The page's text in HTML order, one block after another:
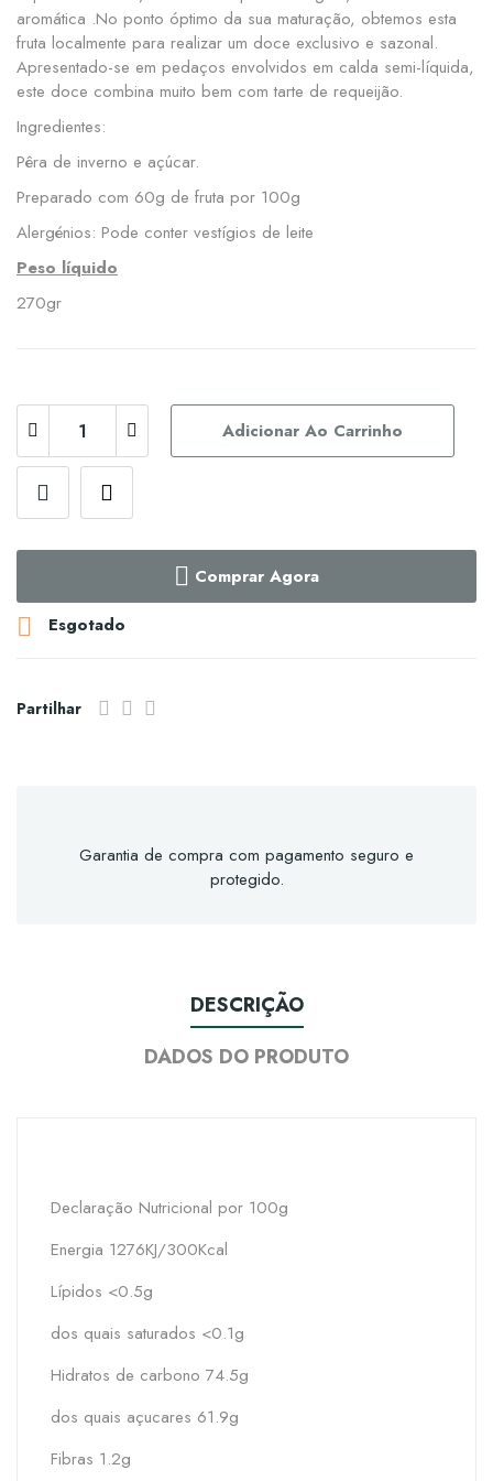
aromática .No ponto óptimo da sua maturação, obtemos esta
fruta localmente para realizar um doce exclusivo e sazonal.
Apresentado-se em pedaços envolvidos em calda semi-líquida,
este doce combina muito bem com tarte de requeijão.
Ingredientes:
Pêra de inverno e açúcar.
Preparado com 60g de fruta por 100g
Alergénios: Pode conter vestígios de leite
Peso líquido
270gr
Adicionar Ao Carrinho
Comprar Agora
 Esgotado
Partilhar
Garantia de compra com pagamento seguro e
protegido.
DESCRIÇÃO
DADOS DO PRODUTO
Declaração Nutricional por 100g
Energia 1276KJ/300Kcal
Lípidos <0.5g
dos quais saturados <0.1g
Hidratos de carbono 74.5g
dos quais açucares 61.9g
Fibras 1.2g